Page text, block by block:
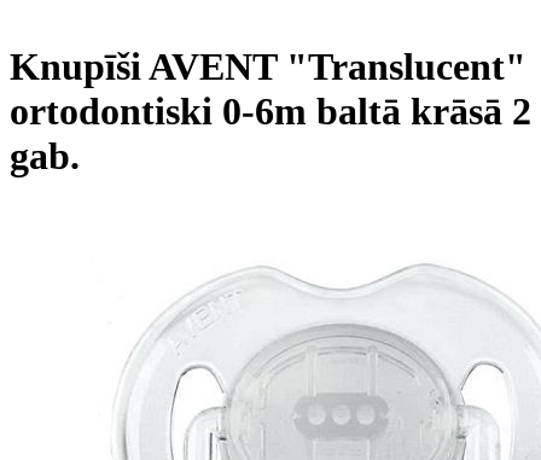
Knupīši AVENT "Translucent"
ortodontiski 0-6m baltā krāsā 2
gab.